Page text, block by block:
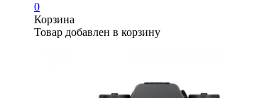
0
Корзина
Товар добавлен в корзину